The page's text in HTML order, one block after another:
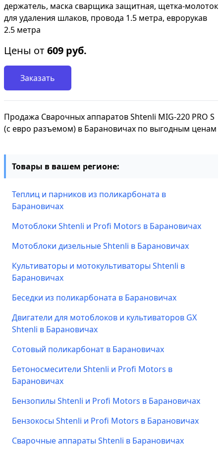
держатель, маска сварщика защитная, щетка-молоток
для удаления шлаков, провода 1.5 метра, еврорукав
2.5 метра
Цены от609 руб.
Заказать
Продажа Сварочных аппаратов Shtenli MIG-220 PRO S
(с евро разъемом) в Барановичах по выгодным ценам
Товары в вашем регионе:
Теплиц и парников из поликарбоната в
Барановичах
Мотоблоки Shtenli и Profi Motors в Барановичах
Мотоблоки дизельные Shtenli в Барановичах
Культиваторы и мотокультиваторы Shtenli в
Барановичах
Беседки из поликарбоната в Барановичах
Двигатели для мотоблоков и культиваторов GX
Shtenli в Барановичах
Сотовый поликарбонат в Барановичах
Бетоносмесители Shtenli и Profi Motors в
Барановичах
Бензопилы Shtenli и Profi Motors в Барановичах
Бензокосы Shtenli и Profi Motors в Барановичах
Сварочные аппараты Shtenli в Барановичах